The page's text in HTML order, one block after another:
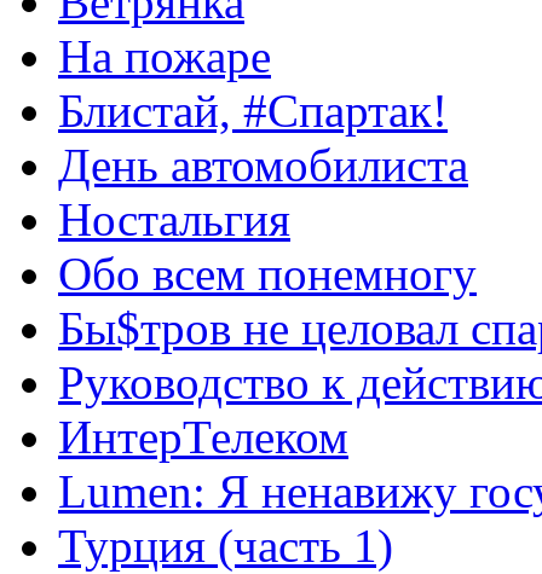
На пожаре
Блистай, #Спартак!
День автомобилиста
Ностальгия
Обо всем понемногу
Бы$тров не целовал
Руководство к
ИнтерТелеком
Lumen: Я ненавижу
Турция (часть 1)